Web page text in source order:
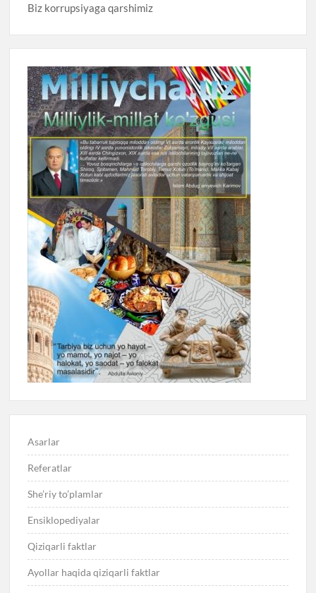
Biz korrupsiyaga qarshimiz
Asarlar
Referatlar
She’riy to’plamlar
Ensiklopediyalar
Qiziqarli faktlar
Ayollar haqida qiziqarli faktlar